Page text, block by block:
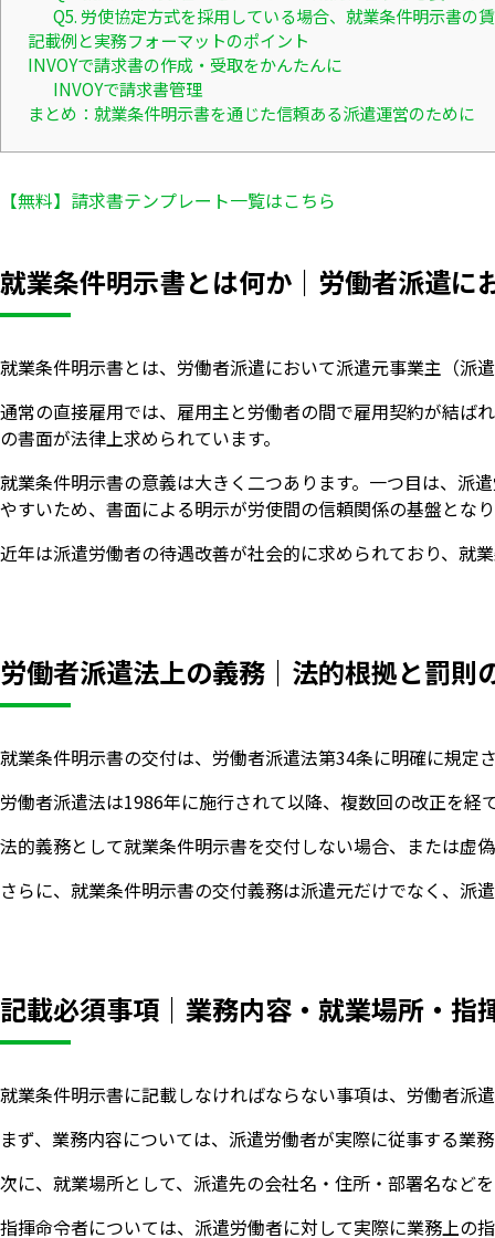
Q5. 労使協定方式を採用している場合、就業条件明示書の
記載例と実務フォーマットのポイント
INVOYで請求書の作成・受取をかんたんに
INVOYで請求書管理
まとめ：就業条件明示書を通じた信頼ある派遣運営のために
【無料】請求書テンプレート一覧はこちら
就業条件明示書とは何か｜労働者派遣に
就業条件明示書とは、労働者派遣において派遣元事業主（派
通常の直接雇用では、雇用主と労働者の間で雇用契約が結ば
の書面が法律上求められています。
就業条件明示書の意義は大きく二つあります。一つ目は、派
やすいため、書面による明示が労使間の信頼関係の基盤とな
近年は派遣労働者の待遇改善が社会的に求められており、就
労働者派遣法上の義務｜法的根拠と罰則
就業条件明示書の交付は、労働者派遣法第34条に明確に規定
労働者派遣法は1986年に施行されて以降、複数回の改正を
法的義務として就業条件明示書を交付しない場合、または虚
さらに、就業条件明示書の交付義務は派遣元だけでなく、派
記載必須事項｜業務内容・就業場所・指
就業条件明示書に記載しなければならない事項は、労働者派
まず、業務内容については、派遣労働者が実際に従事する業
次に、就業場所として、派遣先の会社名・住所・部署名など
指揮命令者については、派遣労働者に対して実際に業務上の